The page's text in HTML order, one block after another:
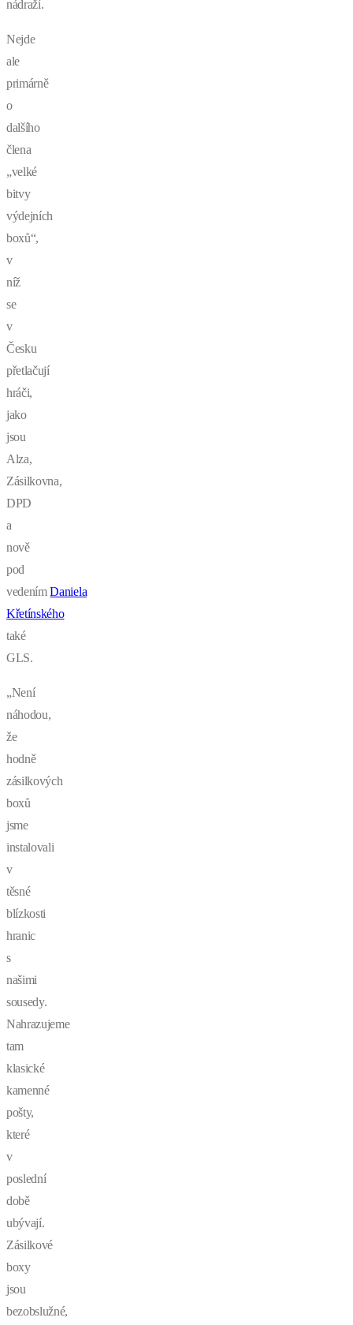
nádraží.
Nejde
ale
primárně
o
dalšího
člena
„velké
bitvy
výdejních
boxů“,
v
níž
se
v
Česku
přetlačují
hráči,
jako
jsou
Alza,
Zásilkovna,
DPD
a
nově
pod
vedenímDaniela
Křetínského
také
GLS.
„Není
náhodou,
že
hodně
zásilkových
boxů
jsme
instalovali
v
těsné
blízkosti
hranic
s
našimi
sousedy.
Nahrazujeme
tam
klasické
kamenné
pošty,
které
v
poslední
době
ubývají.
Zásilkové
boxy
jsou
bezobslužné,